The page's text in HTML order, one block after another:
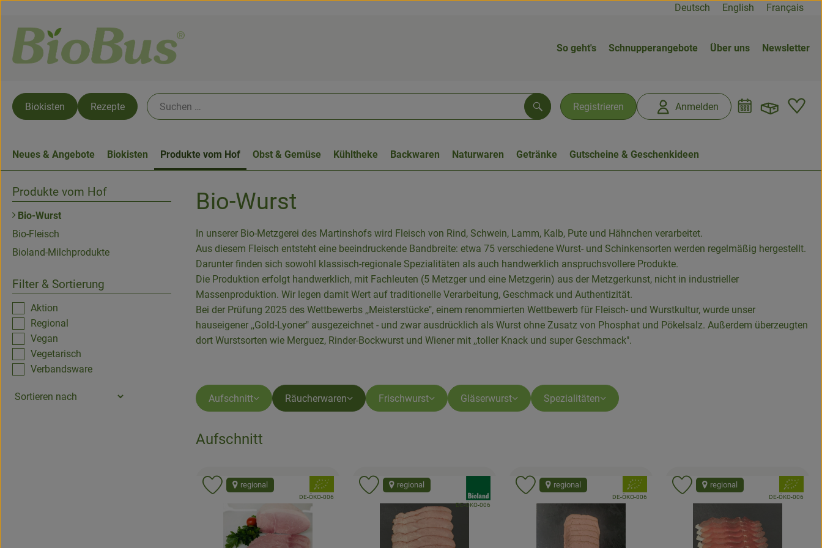
Deutsch English Français
So geht's Schnupperangebote Über uns Newsletter
Registrieren Anmelden
Suchen
Biokisten Rezepte
Neues & Angebote Biokisten Produkte vom Hof Obst & Gemüse Kühltheke Backwaren Naturwaren Getränke Gutscheine & Geschenkideen
Produkte vom Hof
Bio-Wurst
Bio-Fleisch
Bioland-Milchprodukte
Filter & Sortierung
Aktion
Regional
Vegan
Vegetarisch
Verbandsware
Bio-Wurst
In unserer Bio-Metzgerei des Martinshofs wird Fleisch von Rind, Schwein, Lamm, Kalb, Pute und Hähnchen verarbeitet.
Aus diesem Fleisch entsteht eine beeindruckende Bandbreite: etwa 75 verschiedene Wurst- und Schinkensorten werden regelmäßig hergestellt.
Darunter finden sich sowohl klassisch-regionale Spezialitäten als auch handwerklich anspruchsvollere Produkte.
Die Produktion erfolgt handwerklich, mit Fachleuten (5 Metzger und eine Metzgerin) aus der Metzgerkunst, nicht in industrieller
Massenproduktion. Wir legen damit Wert auf traditionelle Verarbeitung, Geschmack und Authentizität.
Bei der Prüfung 2025 des Wettbewerbs ,,Meisterstücke", einem renommierten Wettbewerb für Fleisch- und Wurstkultur, wurde unser
hauseigener ,,Gold-Lyoner" ausgezeichnet - und zwar ausdrücklich als Wurst ohne Zusatz von Phosphat und Pökelsalz. Außerdem überzeugten
dort Wurstsorten wie Merguez, Rinder-Bockwurst und Wiener mit ,,toller Knack und super Geschmack".
Aufschnitt Räucherwaren Frischwurst Gläserwurst Spezialitäten
Aufschnitt
, Verband:
, Kontrollstelle:
DE-ÖKO-006
regional
Produkt zu Favouriten hinzufügen
, Kontrollstelle:
DE-ÖKO-006
regional
Produkt zu Favouriten hinzufügen
, Verband:
, Kontrollstelle:
DE-ÖKO-006
regional
Produkt zu Favouriten hinzufügen
, Verband:
, Kontrollstelle:
DE-ÖKO-006
regional
Produkt zu Favouriten